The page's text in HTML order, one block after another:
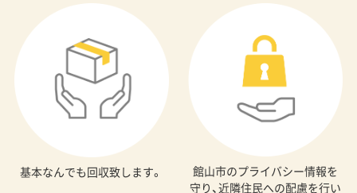
基本なんでも回収致します。
館山市のプライバシー情報を
守り、近隣住民への配慮を行い